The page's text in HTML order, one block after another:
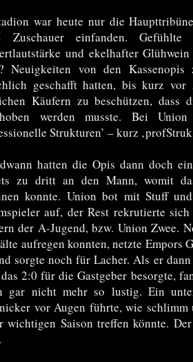
war heute nur die
Zuschauer einfanden.
und ekelhafter
Neuigkeiten von den
geschafft hatten, bis kurz
Käufern zu beschützen, dass
werden musste. Bei
Strukturen’ – kurz
hatten die Opis dann doch
zu dritt an den Mann, womit
konnte. Union bot mit Stuff
auf, der Rest rekrutierte
der A-Jugend, bzw. Union Zwee.
aufregen konnten, netzte Empors
sorgte noch für Lacher. Als er
2:0 für die Gastgeber besorgte,
gar nicht mehr so lustig. Ein
vor Augen führte, wie schlimm
wichtigen Saison treffen könnte.